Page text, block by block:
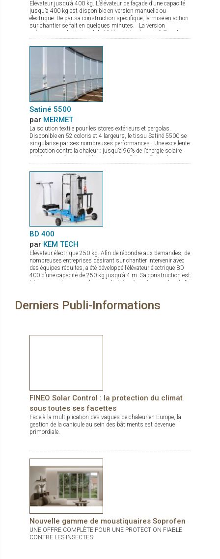
Elévateur jusqu’à 400 kg. L’élévateur de façade d’une capacité
jusqu’à 400 kg est disponible en version manuelle ou
électrique. De par sa construction spécifique, la mise en action
sur chantier se fait en quelques minutes. La version
autonome sur batterie gel de 12 V est à hauteur de 8,7 m, le
treuil de levage commandé par une radio commande est équipé
d’un double frein. Le chassis est à largeur réglable avec pieds
de stabilisation à hauteur réglable. De nombreux accessoires
sont disponibles comme fourche de levage, potence avec
Satiné 5500
par MERMET
La solution textile pour les stores extérieurs et pergolas.
Disponible en 52 coloris et 4 largeurs, le tissu Satiné 5500 se
singularise par ses nombreuses performances : Une excellente
protection contre la chaleur : jusqu’à 96% de l’énergie solaire
rejetée en application extérieure. Une parfaite maîtrise de
l’éblouissement due à son tissage en diagonale. Une très
bonne transparence pour une vision nette vers l’extérieur et un
maintien de la lumière naturelle entrante. Sa parfaite adéquation
aux stores ZIP grâce notamment à son excellente stabilité
dimensionnelle, permet au tissu Satiné 5500 d’offrir une
solution durable, esthétique et efficace. Il existe également une
version totalement occultante, le Satiné 21154, pour une
parfaite harmonie des façades.
BD 400
par KEM TECH
Elévateur électrique 250 kg. Afin de répondre aux demandes, de
nombreuses entreprises désirant sur chantier intervenir avec
des équipes réduites, a été développé l’élévateur électrique BD
400 d’une capacité de 250 kg jusqu’à 4 m. Sa construction est
très compacte pour un transport aisé, même dans un break. Il
son moteur électrique avec variateur de vitesse la pose du verre
Derniers Publi-Informations
FINEO Solar Control : la protection du climat
sous toutes ses facettes
Face à la multiplication des vagues de chaleur en Europe, la
gestion de la canicule au sein des bâtiments est devenue
primordiale.
Nouvelle gamme de moustiquaires Soprofen
UNE OFFRE COMPLÈTE POUR UNE PROTECTION FIABLE
CONTRE LES INSECTES